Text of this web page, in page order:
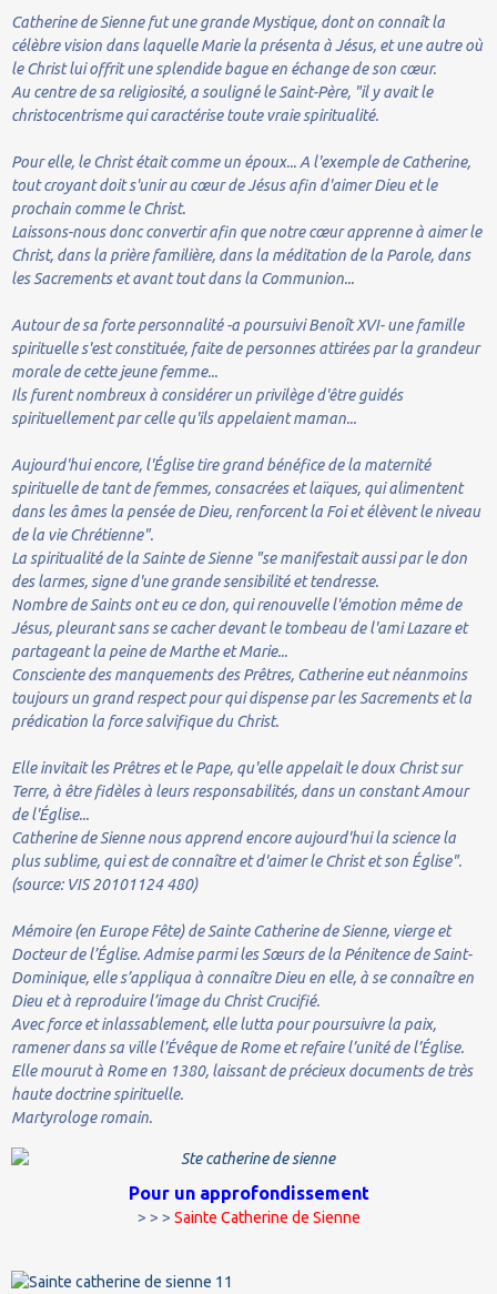
Catherine de Sienne fut une grande Mystique, dont on connaît la
célèbre vision dans laquelle Marie la présenta à Jésus, et une autre où
le Christ lui offrit une splendide bague en échange de son cœur.
Au centre de sa religiosité, a souligné le Saint-Père, "il y avait le
christocentrisme qui caractérise toute vraie spiritualité.
Pour elle, le Christ était comme un époux... A l'exemple de Catherine,
tout croyant doit s'unir au cœur de Jésus afin d'aimer Dieu et le
prochain comme le Christ.
Laissons-nous donc convertir afin que notre cœur apprenne à aimer le
Christ, dans la prière familière, dans la méditation de la Parole, dans
les Sacrements et avant tout dans la Communion...
Autour de sa forte personnalité -a poursuivi Benoît XVI- une famille
spirituelle s'est constituée, faite de personnes attirées par la grandeur
morale de cette jeune femme...
Ils furent nombreux à considérer un privilège d'être guidés
spirituellement par celle qu'ils appelaient maman...
Aujourd'hui encore, l'Église tire grand bénéfice de la maternité
spirituelle de tant de femmes, consacrées et laïques, qui alimentent
dans les âmes la pensée de Dieu, renforcent la Foi et élèvent le niveau
de la vie Chrétienne".
La spiritualité de la Sainte de Sienne "se manifestait aussi par le don
des larmes, signe d'une grande sensibilité et tendresse.
Nombre de Saints ont eu ce don, qui renouvelle l'émotion même de
Jésus, pleurant sans se cacher devant le tombeau de l'ami Lazare et
partageant la peine de Marthe et Marie...
Consciente des manquements des Prêtres, Catherine eut néanmoins
toujours un grand respect pour qui dispense par les Sacrements et la
prédication la force salvifique du Christ.
Elle invitait les Prêtres et le Pape, qu'elle appelait le doux Christ sur
Terre, à être fidèles à leurs responsabilités, dans un constant Amour
de l'Église...
Catherine de Sienne nous apprend encore aujourd'hui la science la
plus sublime, qui est de connaître et d'aimer le Christ et son Église".
(source: VIS 20101124 480)
Mémoire (en Europe Fête) de Sainte Catherine de Sienne, vierge et
Docteur de l’Église. Admise parmi les Sœurs de la Pénitence de Saint-
Dominique, elle s’appliqua à connaître Dieu en elle, à se connaître en
Dieu et à reproduire l’image du Christ Crucifié.
Avec force et inlassablement, elle lutta pour poursuivre la paix,
ramener dans sa ville l’Évêque de Rome et refaire l’unité de l’Église.
Elle mourut à Rome en 1380, laissant de précieux documents de très
haute doctrine spirituelle.
Martyrologe romain.
Pour un approfondissement
> > > Sainte Catherine de Sienne